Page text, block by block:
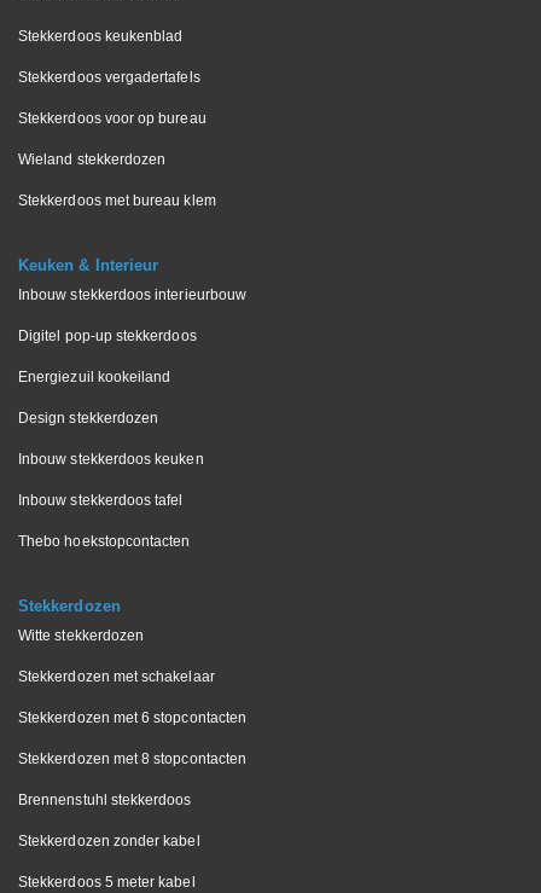
Stekkerdoos keukenblad
Stekkerdoos vergadertafels
Stekkerdoos voor op bureau
Wieland stekkerdozen
Stekkerdoos met bureau klem
Keuken & Interieur
Inbouw stekkerdoos interieurbouw
Digitel pop-up stekkerdoos
Energiezuil kookeiland
Design stekkerdozen
Inbouw stekkerdoos keuken
Inbouw stekkerdoos tafel
Thebo hoekstopcontacten
Stekkerdozen
Witte stekkerdozen
Stekkerdozen met schakelaar
Stekkerdozen met 6 stopcontacten
Stekkerdozen met 8 stopcontacten
Brennenstuhl stekkerdoos
Stekkerdozen zonder kabel
Stekkerdoos 5 meter kabel